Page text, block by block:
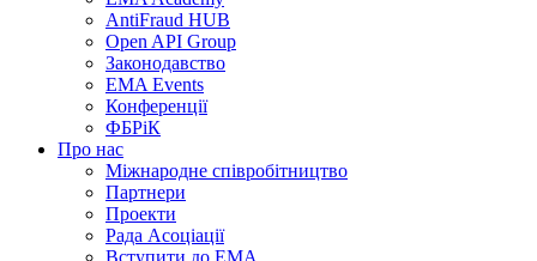
AntiFraud HUB
Open API Group
Законодавство
EMA Events
Конференції
ФБРіК
Про нас
Міжнародне співробітництво
Партнери
Проекти
Рада Асоціації
Вступити до ЕМА